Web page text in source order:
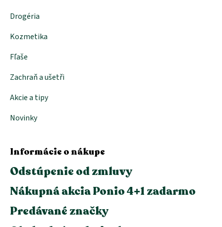
Drogéria
Kozmetika
Fľaše
Zachraň a ušetři
Akcie a tipy
Novinky
Informácie o nákupe
Odstúpenie od zmluvy
Nákupná akcia Ponio 4+1 zadarmo
Predávané značky